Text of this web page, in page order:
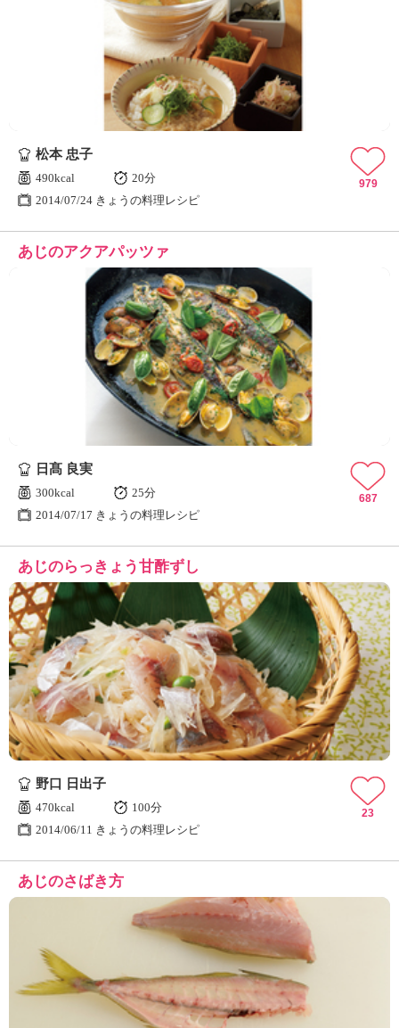
松本 忠子
490kcal
20分
2014/07/24 きょうの料理レシピ
979
あじのアクアパッツァ
日髙 良実
300kcal
25分
2014/07/17 きょうの料理レシピ
687
あじのらっきょう甘酢ずし
野口 日出子
470kcal
100分
2014/06/11 きょうの料理レシピ
23
あじのさばき方